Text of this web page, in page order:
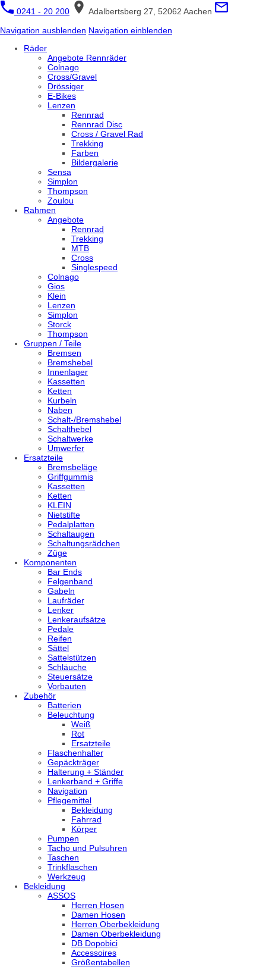
0241 - 20 200
Adalbertsberg 27, 52062 Aachen
Navigation ausblenden Navigation einblenden
Räder
Angebote Rennräder
Colnago
Cross/Gravel
Drössiger
E-Bikes
Lenzen
Rennrad
Rennrad Disc
Cross / Gravel Rad
Trekking
Farben
Bildergalerie
Sensa
Simplon
Thompson
Zoulou
Rahmen
Angebote
Rennrad
Trekking
MTB
Cross
Singlespeed
Colnago
Gios
Klein
Lenzen
Simplon
Storck
Thompson
Gruppen / Teile
Bremsen
Bremshebel
Innenlager
Kassetten
Ketten
Kurbeln
Naben
Schalt-/Bremshebel
Schalthebel
Schaltwerke
Umwerfer
Ersatzteile
Bremsbeläge
Griffgummis
Kassetten
Ketten
KLEIN
Nietstifte
Pedalplatten
Schaltaugen
Schaltungsrädchen
Züge
Komponenten
Bar Ends
Felgenband
Gabeln
Laufräder
Lenker
Lenkeraufsätze
Pedale
Reifen
Sättel
Sattelstützen
Schläuche
Steuersätze
Vorbauten
Zubehör
Batterien
Beleuchtung
Weiß
Rot
Ersatzteile
Flaschenhalter
Gepäckträger
Halterung + Ständer
Lenkerband + Griffe
Navigation
Pflegemittel
Bekleidung
Fahrrad
Körper
Pumpen
Tacho und Pulsuhren
Taschen
Trinkflaschen
Werkzeug
Bekleidung
ASSOS
Herren Hosen
Damen Hosen
Herren Oberbekleidung
Damen Oberbekleidung
DB Dopobici
Accessoires
Größentabellen